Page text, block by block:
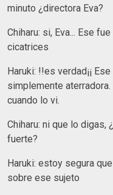
minuto ¿directora Eva?
Chiharu: si, Eva... Ese
cicatrices
Haruki: !!es verdad¡¡
simplemente
cuando lo vi.
Chiharu: ni que lo
fuerte?
Haruki: estoy segura
sobre ese sujeto